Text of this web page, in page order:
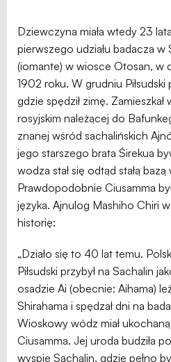
Dziewczyna miała wtedy 23
pierwszego udziału badacza
(iomante) w wiosce Otosan, w
1902 roku. W grudniu Piłsudski
gdzie spędził zimę.
rosyjskim należącej do
znanej wśród sachalińskich
jego starszego brata Śirekua
wodza stał się odtąd stałą
Prawdopodobnie Ciusamma
języka. Ajnulog Mashiho Chiri
historię:
„Działo się to 40 lat temu.
Piłsudski przybył na Sachalin
osadzie Ai (obecnie: Aihama)
Shirahama i spędzał dni na
Wioskowy wódz miał
Ciusamma. Jej uroda budziła
wyspie Sachalin, gdzie pełno